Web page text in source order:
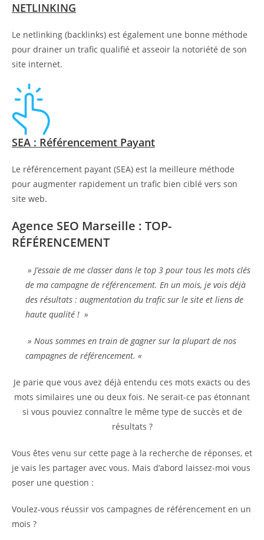
NETLINKING
Le netlinking (backlinks) est également une bonne méthode
pour drainer un trafic qualifié et asseoir la notoriété de son
site internet.
SEA : Référencement Payant
Le référencement payant (SEA) est la meilleure méthode
pour augmenter rapidement un trafic bien ciblé vers son
site web.
Agence SEO Marseille : TOP-
RÉFÉRENCEMENT
» J’essaie de me classer dans le top 3 pour tous les mots clés
de ma campagne de référencement. En un mois, je vois déjà
des résultats : augmentation du trafic sur le site et liens de
haute qualité ! »
» Nous sommes en train de gagner sur la plupart de nos
campagnes de référencement. «
Je parie que vous avez déjà entendu ces mots exacts ou des
mots similaires une ou deux fois. Ne serait-ce pas étonnant
si vous pouviez connaître le même type de succès et de
résultats ?
Vous êtes venu sur cette page à la recherche de réponses, et
je vais les partager avec vous. Mais d’abord laissez-moi vous
poser une question :
Voulez-vous réussir vos campagnes de référencement en un
mois ?